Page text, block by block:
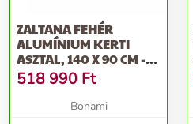
ZALTANA FEHÉR
ALUMÍNIUM KERTI
ASZTAL, 140 X 90 CM -
KAVE HOME
518 990 Ft
Bonami